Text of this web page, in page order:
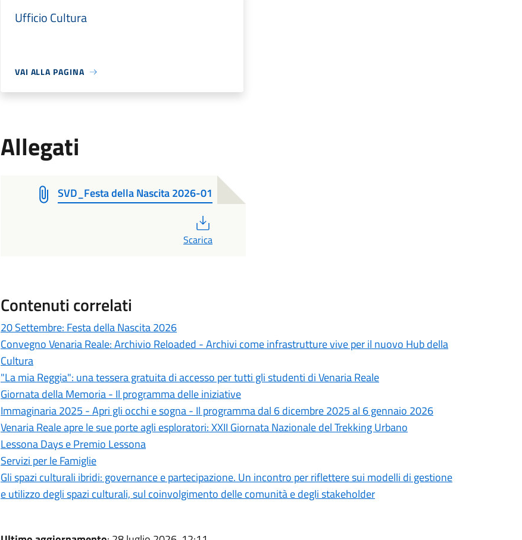
Ufficio Cultura
VAI ALLA PAGINA
Allegati
SVD_Festa della Nascita 2026-01
Scarica
Contenuti correlati
20 Settembre: Festa della Nascita 2026
Convegno Venaria Reale: Archivio Reloaded - Archivi come infrastrutture vive per il nuovo Hub della
Cultura
"La mia Reggia": una tessera gratuita di accesso per tutti gli studenti di Venaria Reale
Giornata della Memoria - Il programma delle iniziative
Immaginaria 2025 - Apri gli occhi e sogna - Il programma dal 6 dicembre 2025 al 6 gennaio 2026
Venaria Reale apre le sue porte agli esploratori: XXII Giornata Nazionale del Trekking Urbano
Lessona Days e Premio Lessona
Servizi per le Famiglie
Gli spazi culturali ibridi: governance e partecipazione. Un incontro per riflettere sui modelli di gestione
e utilizzo degli spazi culturali, sul coinvolgimento delle comunità e degli stakeholder